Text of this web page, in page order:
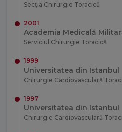
Secția Chirurgie Toracică
2001
Academia Medicală
Serviciul Chirurgie Toracică
1999
Universitatea din Istanbul
Chirurgie Cardiovasculară
1997
Universitatea din Istanbul
Chirurgie Cardiovasculară